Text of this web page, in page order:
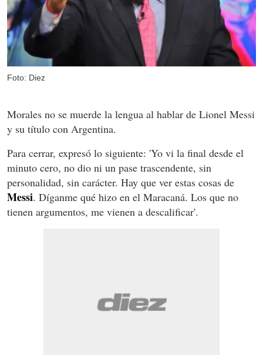
Foto: Diez
Morales no se muerde la lengua al hablar de Lionel Messi
y su título con Argentina.
Para cerrar, expresó lo siguiente: 'Yo vi la final desde el
minuto cero, no dio ni un pase trascendente, sin
personalidad, sin carácter. Hay que ver estas cosas de
Messi. Díganme qué hizo en el Maracaná. Los que no
tienen argumentos, me vienen a descalificar'.